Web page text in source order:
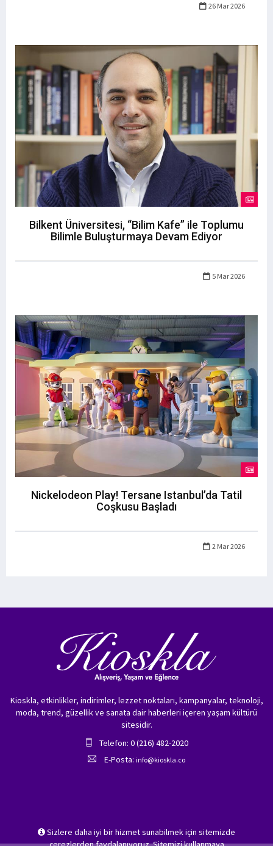
26 Mar 2026
Bilkent Üniversitesi, “Bilim Kafe” ile Toplumu
Bilimle Buluşturmaya Devam Ediyor
5 Mar 2026
Nickelodeon Play! Tersane Istanbul’da Tatil
Coşkusu Başladı
2 Mar 2026
Sizlere daha iyi bir hizmet sunabilmek için sitemizde
Kioskla, etkinlikler, indirimler, lezzet noktaları, kampanyalar, teknoloji,
moda, trend, güzellik ve sanata dair haberleri içeren yaşam kültürü
sitesidir.
Telefon: 0 (216) 482-2020
E-Posta: info@kioskla.co